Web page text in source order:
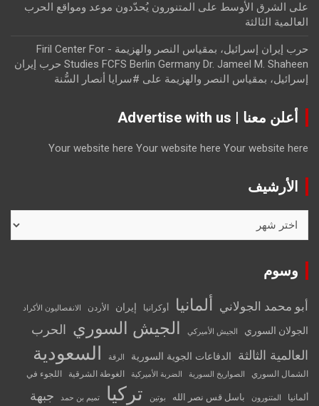
على الشرق الأوسط على
المتنورون يُحدّدون موعد ومواقع الحرب
العالمية الثالثة
حرب إيران إسرائيل، بمقياس النصر والهزيمة - Firil Center For
Studies FCFS Berlin Germany Dr. Jameel M. Shaheen حرب إيران
إسرائيل، بمقياس النصر والهزيمة على #سرايا أنصار السُّنة
أعلن معنا | Advertise with us
Your website here Your website here Your website here
الأرشيف
وسوم
أبو محمد الجولاني ألمانيا أوكرانيا إيران الأردن الانفصاليون الأكراد
الجولان السوري الجيش الأميركي الجيش السوري الحرب
العالمية الثالثة
الدفاعات الجوية السورية الرقة السعودية
الشمال السوري الصواريخ السورية الضربة الأميركية الغوطة الشرقية اللجوء في
ألمانيا المتنورون باسل قس نصر الله بوتين تركيا تميم بن حمد جبهة